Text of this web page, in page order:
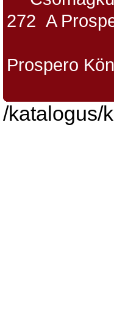
272 A
Prospero
/katalogus/